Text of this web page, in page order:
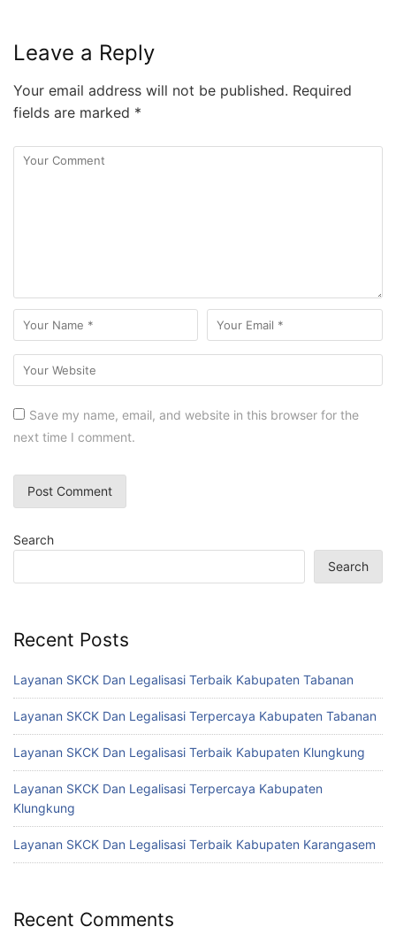
Leave a Reply
Your email address will not be published. Required
fields are marked *
Save my name, email, and website in this browser for the
next time I comment.
Search
Search
Recent Posts
Layanan SKCK Dan Legalisasi Terbaik Kabupaten Tabanan
Layanan SKCK Dan Legalisasi Terpercaya Kabupaten Tabanan
Layanan SKCK Dan Legalisasi Terbaik Kabupaten Klungkung
Layanan SKCK Dan Legalisasi Terpercaya Kabupaten
Klungkung
Layanan SKCK Dan Legalisasi Terbaik Kabupaten Karangasem
Recent Comments